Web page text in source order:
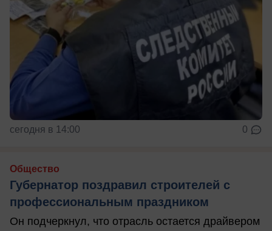
сегодня в 14:00 0
Общество
Губернатор поздравил строителей с
профессиональным праздником
Он подчеркнул, что отрасль остается драйвером